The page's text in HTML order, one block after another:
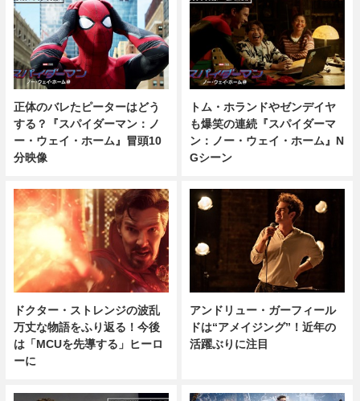
正体のバレたピーターはどう
する？『スパイダーマン：ノ
ー・ウェイ・ホーム』冒頭10
分映像
トム・ホランドやゼンデイヤ
も爆笑の連続『スパイダーマ
ン：ノー・ウェイ・ホーム』N
Gシーン
ドクター・ストレンジの波乱
万丈な物語をふり返る！今後
は「MCUを先導する」ヒーロ
ーに
アンドリュー・ガーフィール
ドは“アメイジング”！近年の
活躍ぶりに注目